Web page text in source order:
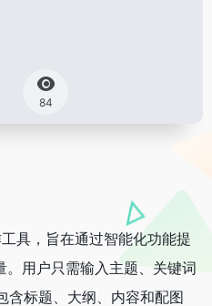
84
具，旨在通过智能化功能提
。用户只需输入主题、关键词
含标题、大纲、内容和配图